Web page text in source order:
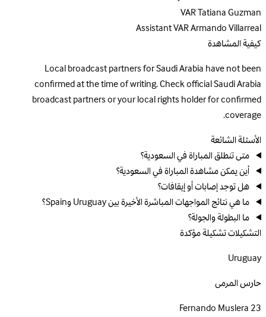
VARTatiana Guzman
Assistant VARArmando Villarreal
كيفية المشاهدة
Local broadcast partners for Saudi Arabia have not been
confirmed at the time of writing. Check official Saudi Arabia
broadcast partners or your local rights holder for confirmed
coverage.
الأسئلة الشائعة
متى تنطلق المباراة في السعودية؟
أين يمكن مشاهدة المباراة في السعودية؟
هل توجد إصابات أو إيقافات؟
ما هي نتائج المواجهات المباشرة الأخيرة بين Uruguay وSpain؟
ما البطولة والجولة؟
التشكيلاتتشكيلة مؤكدة
Uruguay
حارس المرمى
23
Fernando Muslera